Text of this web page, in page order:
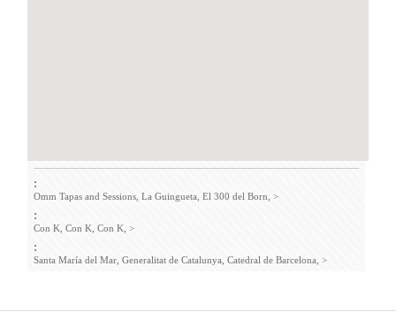
:
Omm Tapas and Sessions, La Guingueta, El 300 del Born, >
:
Con K, Con K, Con K, >
:
Santa María del Mar, Generalitat de Catalunya, Catedral de Barcelona, >